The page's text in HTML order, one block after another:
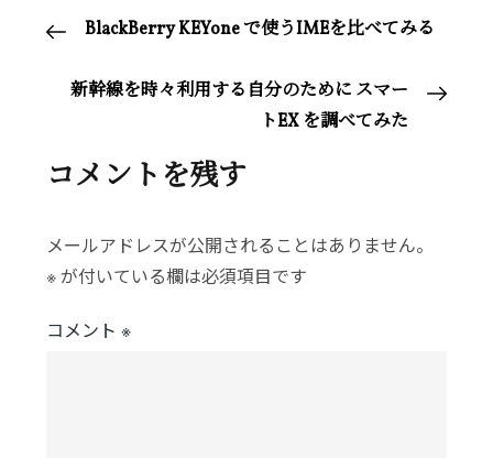
e
o
k
r
a
r
投
稿
ナ
ビ
ゲ
ー
BlackBerry KEYone で使うIMEを比べてみる
新幹線を時々利用する自分のために スマー
トEX を調べてみた
コメントを残す
メールアドレスが公開されることはありません。
※が付いている欄は必須項目です
コメント※